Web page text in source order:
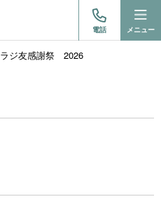
電話 メニュー
ラジ友感謝祭 2026